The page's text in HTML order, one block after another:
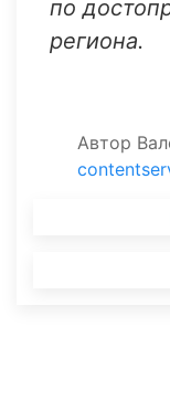
по
региона.
Автор